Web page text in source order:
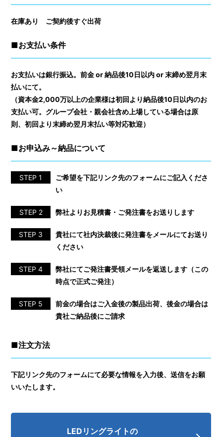
在庫あり ご契約後すぐ出荷
■お支払い条件
お支払いは銀行振込。前金 or 納品後10日以内 or 末締め翌⽉末
払いにて。
（資本⾦2,000万以上の企業様は初回より納品後10日以内のお
支払い可。グループ会社・親会社含め上場している場合は原
則、初回より末締め翌月末払い等対応歓迎）
■お申込み～納品について
STEP 1
ご希望を下記リンク先のフォームにご記入くださ
い
STEP 2 弊社よりお見積書・ご発注書をお送りします
STEP 3
貴社にて社内決裁後に発注書をメールにてお送り
ください
STEP 4
弊社にてご発注書受領メールを返送します（この
時点で正式ご発注）
STEP 5
前金の場合はご入金後の製品出荷、後金の場合は
貴社ご納品後にご請求
■注⽂方法
下記リンク先のフォームにて必要な情報を入力後、送信をお願
いいたします。
LEDリングライトの